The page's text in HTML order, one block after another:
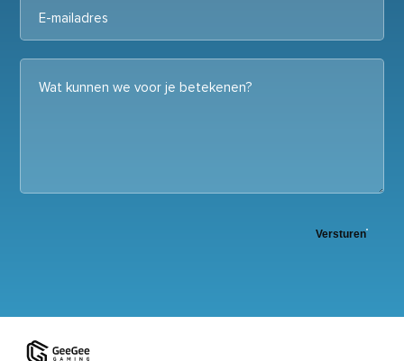
Versturen